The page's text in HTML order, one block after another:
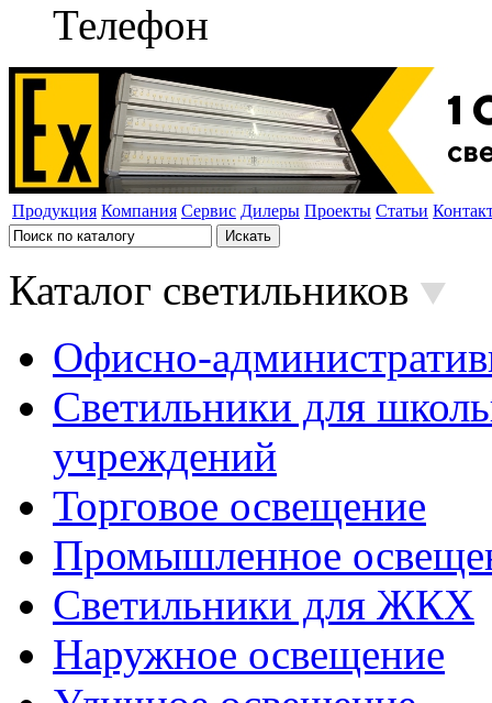
Телефон
Продукция Компания Сервис Дилеры Проекты Статьи
Каталог светильников
Офисно-
Светильники для
учреждений
Торговое освещение
Промышленное
Светильники для ЖКХ
Наружное освещение